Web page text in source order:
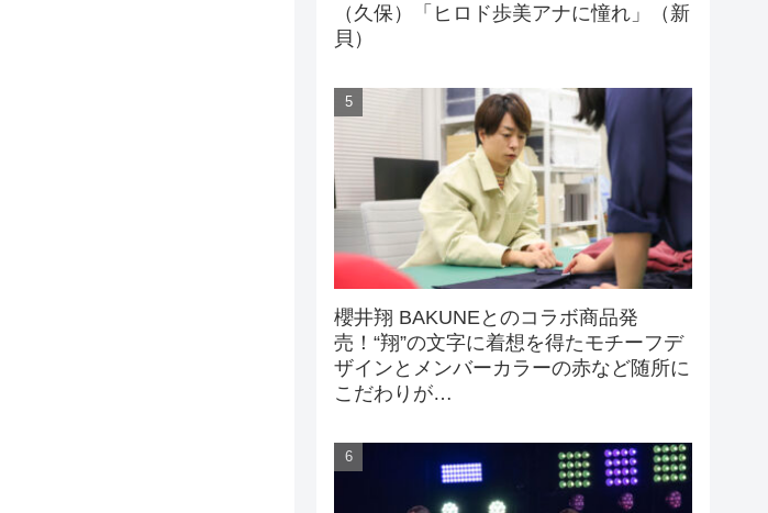
（久保）「ヒロド歩美アナに憧れ」（新
貝）
櫻井翔 BAKUNEとのコラボ商品発
売！“翔”の文字に着想を得たモチーフデ
ザインとメンバーカラーの赤など随所に
こだわりが…